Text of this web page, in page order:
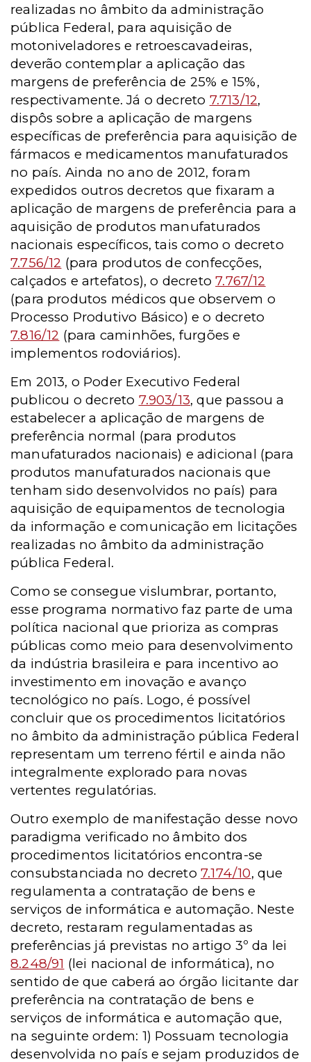
realizadas no âmbito da administração
pública Federal, para aquisição de
motoniveladores e retroescavadeiras,
deverão contemplar a aplicação das
margens de preferência de 25% e 15%,
respectivamente. Já o decreto 7.713/12,
dispôs sobre a aplicação de margens
específicas de preferência para aquisição de
fármacos e medicamentos manufaturados
no país. Ainda no ano de 2012, foram
expedidos outros decretos que fixaram a
aplicação de margens de preferência para a
aquisição de produtos manufaturados
nacionais específicos, tais como o decreto
7.756/12 (para produtos de confecções,
calçados e artefatos), o decreto7.767/12
(para produtos médicos que observem o
Processo Produtivo Básico) e o decreto
7.816/12 (para caminhões, furgões e
implementos rodoviários).
Em 2013, o Poder Executivo Federal
publicou o decreto 7.903/13, que passou a
estabelecer a aplicação de margens de
preferência normal (para produtos
manufaturados nacionais) e adicional (para
produtos manufaturados nacionais que
tenham sido desenvolvidos no país) para
aquisição de equipamentos de tecnologia
da informação e comunicação em licitações
realizadas no âmbito da administração
pública Federal.
Como se consegue vislumbrar, portanto,
esse programa normativo faz parte de uma
política nacional que prioriza as compras
públicas como meio para desenvolvimento
da indústria brasileira e para incentivo ao
investimento em inovação e avanço
tecnológico no país. Logo, é possível
concluir que os procedimentos licitatórios
no âmbito da administração pública Federal
representam um terreno fértil e ainda não
integralmente explorado para novas
vertentes regulatórias.
Outro exemplo de manifestação desse novo
paradigma verificado no âmbito dos
procedimentos licitatórios encontra-se
consubstanciada no decreto7.174/10, que
regulamenta a contratação de bens e
serviços de informática e automação. Neste
decreto, restaram regulamentadas as
preferências já previstas no artigo 3º da lei
8.248/91 (lei nacional de informática), no
sentido de que caberá ao órgão licitante dar
preferência na contratação de bens e
serviços de informática e automação que,
na seguinte ordem: 1) Possuam tecnologia
desenvolvida no país e sejam produzidos de